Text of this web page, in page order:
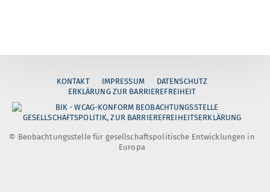
KONTAKT IMPRESSUM
DATENSCHUTZ
ERKLÄRUNG ZUR BARRIEREFREIHEIT
© Beobachtungsstelle für gesellschaftspolitische Entwicklungen in
Europa